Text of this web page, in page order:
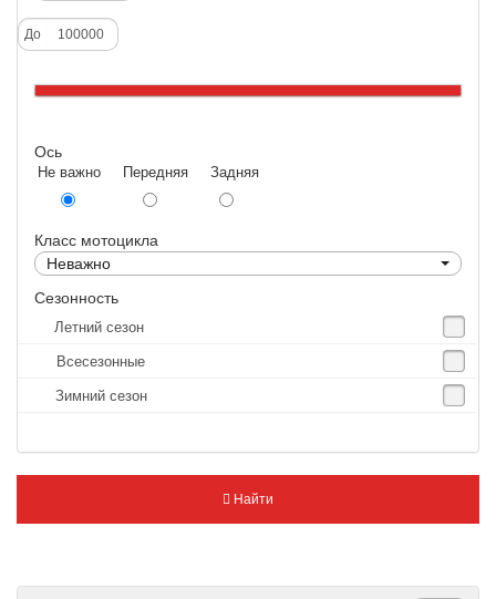
Deestone
Dunlop
Excel
GoldenTyre
Gummy
IRC
IRC Tyre
Kenda
KINGS TIRE
Kingstone
До
Ось
Не важно Передняя Задняя
Класс мотоцикла
Неважно
Сезонность
Летний сезон
Всесезонные
Зимний сезон
Найти